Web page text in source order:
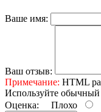
Ваше имя:
Ваш отзыв:
Примечание: HTML
Используйте обычный
Оценка: Плохо